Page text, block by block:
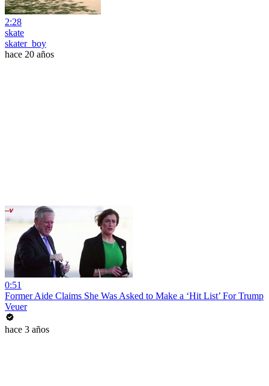
2:28
skate
skater_boy
hace 20 años
0:51
Former Aide Claims She Was Asked to Make a ‘Hit List’ For Trump
Veuer
hace 3 años